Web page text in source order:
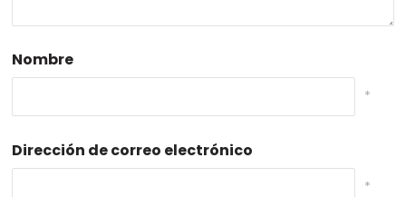
Nombre
*
Dirección de correo electrónico
*